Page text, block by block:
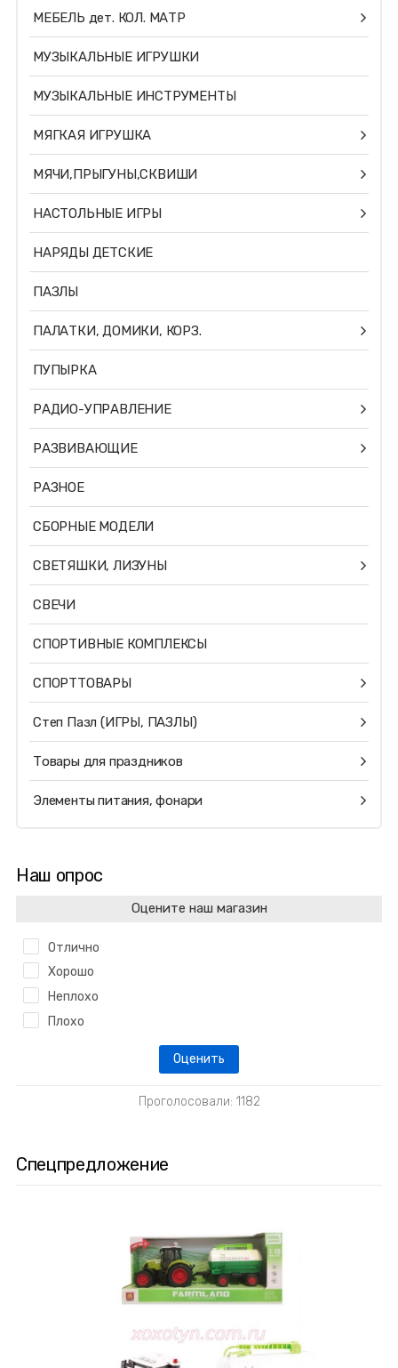
МЕБЕЛЬ дет. КОЛ. МАТР
МУЗЫКАЛЬНЫЕ ИГРУШКИ
МУЗЫКАЛЬНЫЕ ИНСТРУМЕНТЫ
МЯГКАЯ ИГРУШКА
МЯЧИ,ПРЫГУНЫ,СКВИШИ
НАСТОЛЬНЫЕ ИГРЫ
НАРЯДЫ ДЕТСКИЕ
ПАЗЛЫ
ПАЛАТКИ, ДОМИКИ, КОРЗ.
ПУПЫРКА
РАДИО-УПРАВЛЕНИЕ
РАЗВИВАЮЩИЕ
РАЗНОЕ
СБОРНЫЕ МОДЕЛИ
СВЕТЯШКИ, ЛИЗУНЫ
СВЕЧИ
СПОРТИВНЫЕ КОМПЛЕКСЫ
СПОРТТОВАРЫ
Степ Пазл (ИГРЫ, ПАЗЛЫ)
Товары для праздников
Элементы питания, фонари
Наш опрос
Оцените наш магазин
Отлично
Хорошо
Неплохо
Плохо
Проголосовали: 1182
Спецпредложение